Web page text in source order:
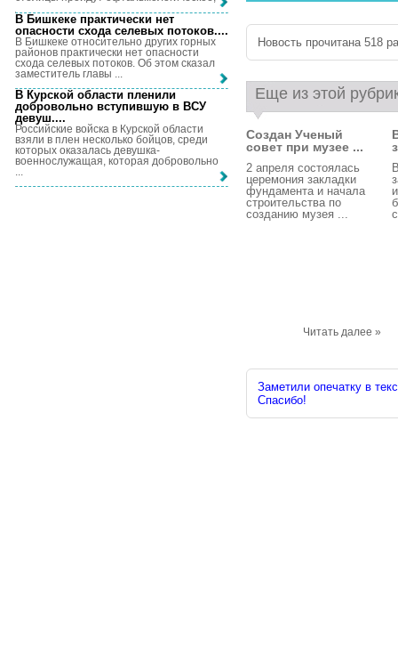
Новость прочитана 518
Еще из этой
Создан Ученый
совет при музее ...
2 апреля состоялась
церемония закладки
фундамента и начала
строительства по
созданию музея ...
Читать далее »
Заметили опечатку в
Спасибо!
В Бишкеке практически нет
опасности схода селевых потоков....
В Бишкеке относительно других горных
районов практически нет опасности
схода селевых потоков. Об этом сказал
заместитель главы ...
В Курской области пленили
добровольно вступившую в ВСУ
девуш....
Российские войска в Курской области
взяли в плен несколько бойцов, среди
которых оказалась девушка-
военнослужащая, которая добровольно
...